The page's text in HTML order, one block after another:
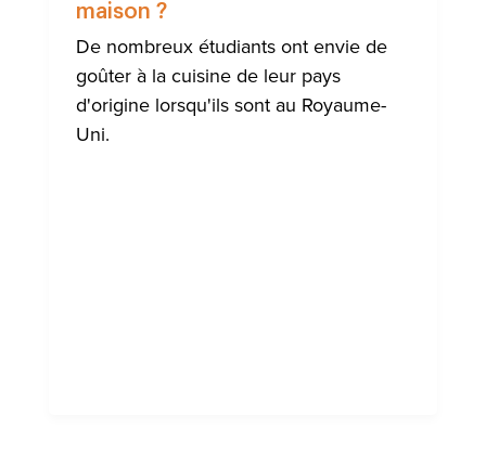
maison ?
De nombreux étudiants ont envie de
goûter à la cuisine de leur pays
d'origine lorsqu'ils sont au Royaume-
Uni.